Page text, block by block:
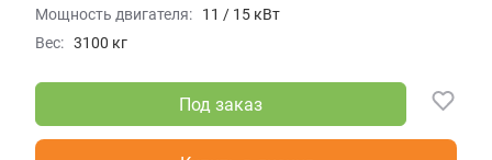
Мощность двигателя:
11 / 15 кВт
Вес: 3100 кг
Под заказ